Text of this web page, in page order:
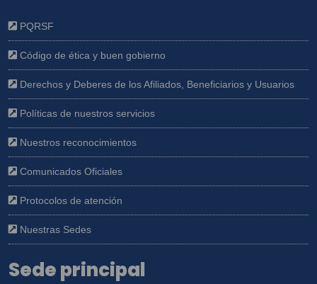
PQRSF
Código de ética y buen gobierno
Derechos y Deberes de los Afiliados, Beneficiarios y Usuarios
Políticas de nuestros servicios
Nuestros reconocimientos
Comunicados Oficiales
Protocolos de atención
Nuestras Sedes
Sede principal